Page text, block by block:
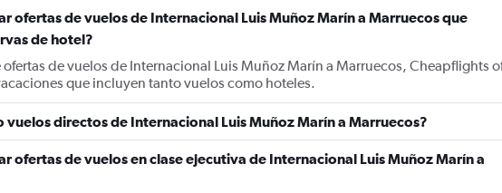
ofertas de vuelos de Internacional Luis Muñoz Marín a Marruecos que
de hotel?
ofertas de vuelos de Internacional Luis Muñoz Marín a Marruecos, Cheapflights
que incluyen tanto vuelos como hoteles.
vuelos directos de Internacional Luis Muñoz Marín a Marruecos?
ofertas de vuelos en clase ejecutiva de Internacional Luis Muñoz Marín a